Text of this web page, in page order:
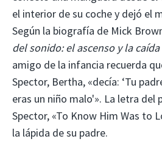
el interior de su coche y dejó el
Según la biografía de Mick
del sonido: el ascenso y la
amigo de la infancia recuerda
Spector, Bertha, «decía: ‘Tu
eras un niño malo'». La letra del
Spector, «To Know Him Was to
la lápida de su padre.